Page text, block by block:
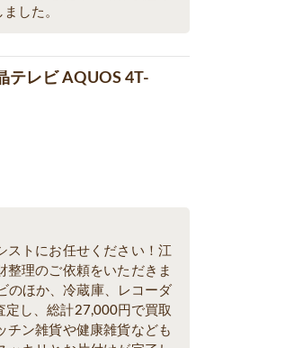
した。
テレビ AQUOS 4T-
ストにお任せください！江
整理のご依頼をいただきま
のほか、冷蔵庫、レコーダ
定し、総計27,000円で買取
チン雑貨や健康雑貨なども